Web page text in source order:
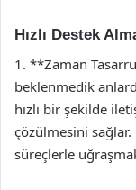
Hızlı Destek
1. **Zaman
beklenmedik
hızlı bir şekilde
çözülmesini
süreçlerle